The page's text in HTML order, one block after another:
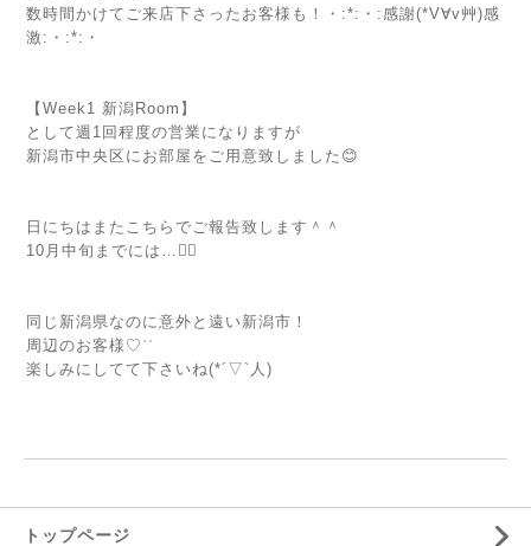
数時間かけてご来店下さったお客様も！・:*:・:感謝(*V∀︎v艸)感
激:・:*:・
【Week1 新潟Room】
として週1回程度の営業になりますが
新潟市中央区にお部屋をご用意致しました😊
日にちはまたこちらでご報告致します＾＾
10月中旬までには…🙇‍♀️
同じ新潟県なのに意外と遠い新潟市！
周辺のお客様♡ʾʾ
楽しみにしてて下さいね(*´▽`人)
トップページ